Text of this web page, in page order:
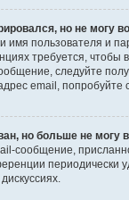
но не могу
имя пользователя и
требуется, чтобы
следуйте
email, попробуйте
но больше не могу
сообщение,
периодически